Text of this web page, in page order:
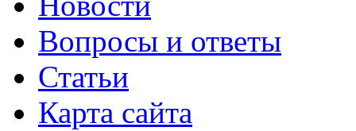
Вопросы и ответы
Статьи
Карта сайта